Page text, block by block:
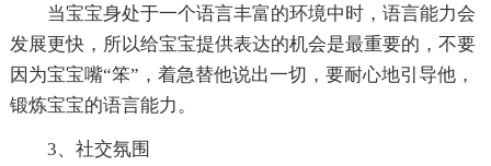
当宝宝身处于一个语言丰富的环境中时，语言能力会
发展更快，所以给宝宝提供表达的机会是最重要的，不要
因为宝宝嘴“笨”，着急替他说出一切，要耐心地引导他，
锻炼宝宝的语言能力。
3、社交氛围